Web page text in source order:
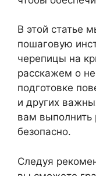
В этой статье
пошаговую
черепицы на
расскажем о
подготовке
и других
вам выполнить
безопасно.
Следуя